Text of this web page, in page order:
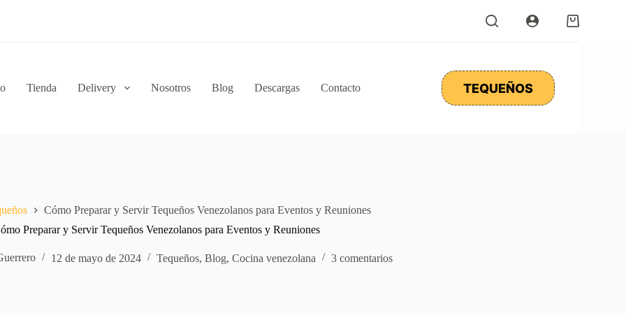
Carro
Tienda Delivery Nosotros Blog Descargas Contacto TEQUEÑOS
Cómo Preparar y Servir Tequeños Venezolanos para Eventos y Reuniones
Preparar y Servir Tequeños Venezolanos para Eventos y Reuniones
12 de mayo de 2024 Tequeños, Blog, Cocina venezolana 3 comentarios